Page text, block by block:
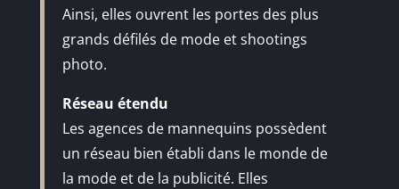
Ainsi, elles ouvrent les portes des plus
grands défilés de mode et shootings
photo.
Réseau étendu
Les agences de mannequins possèdent
un réseau bien établi dans le monde de
la mode et de la publicité. Elles